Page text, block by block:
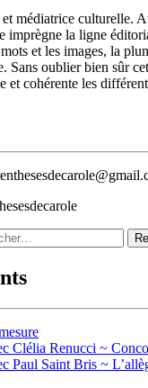
médiatrice culturelle.
imprègne la ligne
et les images, la
Sans oublier bien sûr
et cohérente les
Clélia Renucci ~
Paul Saint Bris ~